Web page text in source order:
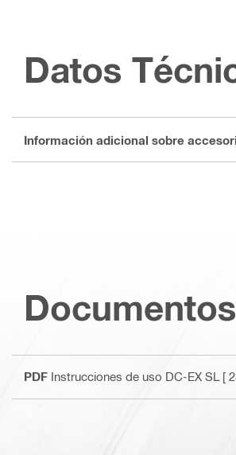
Datos
Información adicional sobre
Documentos
PDF Instrucciones de uso DC-EX SL [